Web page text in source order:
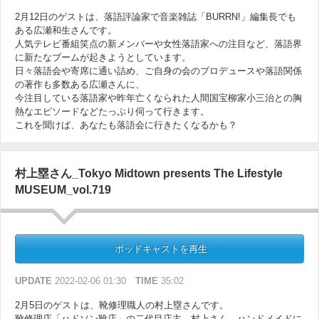
2月12日のゲストは、落語評論家で音楽雑誌「BURRN!」編集長でも
ある広瀬和生さんです。
人気テレビ番組笑点の新メンバーや女性落語家への注目など、落語界
に新たなブームが起きようとしています。
日々落語会や寄席に通い詰め、ご自身の会のプロデュースや落語関係
の著作も多数ある広瀬さんに、
今注目している落語家や昨年亡くなられた人間国宝柳家小三治との胸
熱なエピソードなどたっぷり伺って行きます。
これを聞けば、あなたも落語会に行きたくなるかも？
村上塁さん_Tokyo Midtown presents The Lifestyle
MUSEUM_vol.719
ポッドキャストを再生
UPDATE 2022-02-06 01:30 TIME 35:02
2月5日のゲストは、靴修理職人の村上塁さんです。